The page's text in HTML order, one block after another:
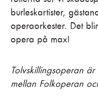
burleskartister,
operaorkester. Det
opera på max!
Tolvskillingsoperan
mellan Folkoperan